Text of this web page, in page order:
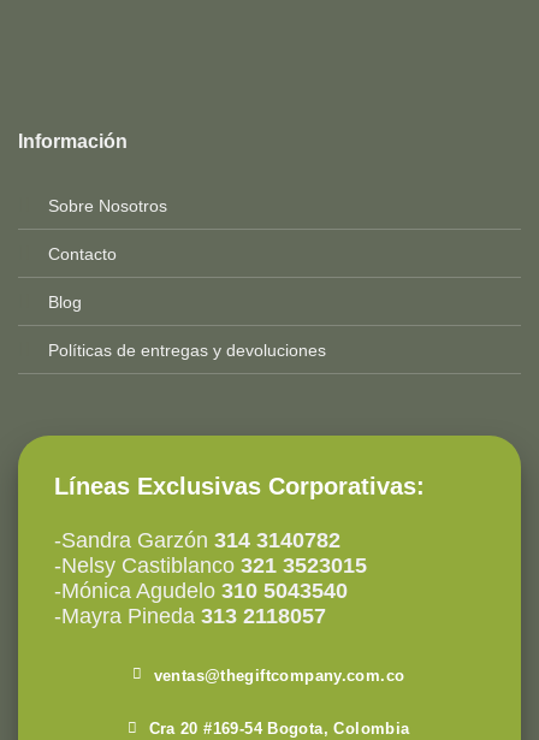
2025-
Información
Sobre Nosotros
Contacto
Blog
Políticas de entregas y devoluciones
Líneas Exclusivas Corporativas:
-Sandra Garzón 314 3140782
-Nelsy Castiblanco 321 3523015
-Mónica Agudelo 310 5043540
-Mayra Pineda 313 2118057
ventas@thegiftcompany.com.co
Cra 20 #169-54 Bogota, Colombia